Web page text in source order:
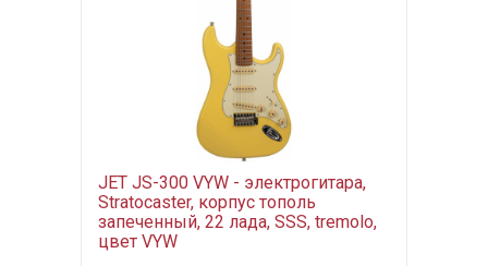
JET JS-300 VYW - электрогитара,
Stratocaster, корпус тополь
запеченный, 22 лада, SSS, tremolo,
цвет VYW